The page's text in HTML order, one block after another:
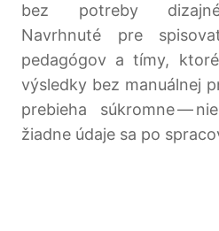
bez potreby
Navrhnuté pre
pedagógov a tímy,
výsledky bez manuálnej
prebieha súkromne —
žiadne údaje sa po